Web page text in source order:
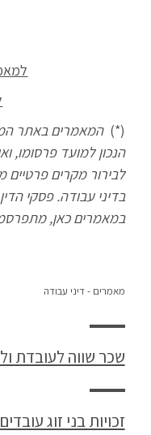
(*)המאמרים באתר
הנכון למועד פרסומו,
לבירור מקרים
בדיני עבודה. פסקי
במאמרים כאן,
מאמרים - דיני עבודה
שכר שווה לעובדת
זכויות בני זוג עובדים 2/2